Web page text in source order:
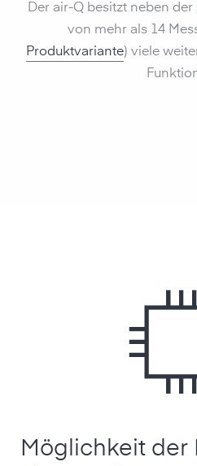
Der air-Q besitzt neben
von mehr als 14
Produktvariante) viele
Möglichkeit der